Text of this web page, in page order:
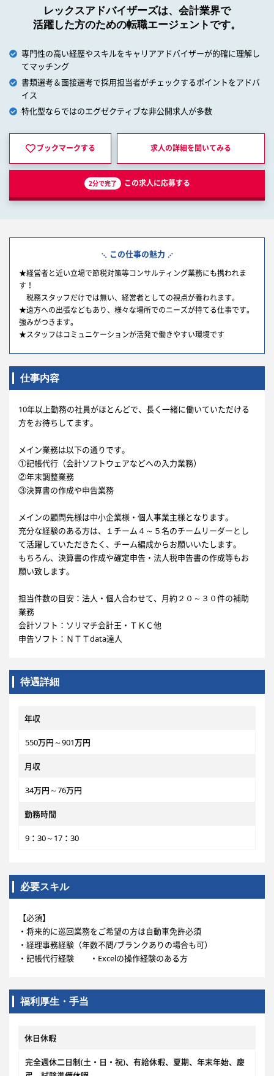
レックスアドバイザーズは、会計業界で
活躍した方のための転職エージェントです。
専門性の高い経歴やスキルをキャリアアドバイザーが的確に理解し
てマッチング
書類選考＆面接選考で採用担当者がチェックするポイントをアドバ
イス
特化型ならではのエグゼクティブな非公開求人が多数
ブックマークする 求人の詳細を聞いてみる
2分で完了 この求人に応募する
この仕事の魅力
★経営者と近い立場で節税対策等コンサルティング業務にも携われま
す！
税務スタッフだけでは無い、経営者としての視点が養われます。
★遠方への出張などもあり、様々な場所でのニーズが持てる仕事です。
強みがつきます。
★スタッフはコミュニケーションが活発で働きやすい環境です
仕事内容
10年以上勤務の社員がほとんどで、長く一緒に働いていただける
方をお待ちしてます。
メイン業務は以下の通りです。
①記帳代行（会計ソフトウェアなどへの入力業務）
②年末調整業務
③決算書の作成や申告業務
メインの顧問先様は中小企業様・個人事業主様となります。
充分な経験のある方は、１チーム４～５名のチームリーダーとし
て活躍していただきたく、チーム編成からお願いいたします。
もちろん、決算書の作成や確定申告・法人税申告書の作成等もお
願い致します。
担当件数の目安：法人・個人合わせて、月約２０～３０件の補助
業務
会計ソフト：ソリマチ会計王・ＴＫＣ他
申告ソフト：ＮＴＴdata達人
待遇詳細
年収
550万円～901万円
月収
34万円～76万円
勤務時間
9：30～17：30
必要スキル
【必須】
・将来的に巡回業務をご希望の方は自動車免許必須
・経理事務経験（年数不問/ブランクありの場合も可）
・記帳代行経験 ・Excelの操作経験のある方
福利厚生・手当
休日休暇
完全週休二日制(土・日・祝)、有給休暇、夏期、年末年始、慶